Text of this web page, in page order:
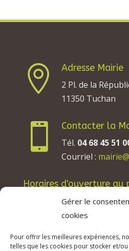
Gérer le
cookies
Pour offrir les meilleures expériences,
telles que les cookies pour stocker et/

Adresse Mairie
2 Pl. de la
11350 Tuchan

Contacter la
Tél. 04 68 45 51
Courriel :
Horaires d'ouverture au
Les lundis, mardis et jeudis
13h30 à 17h30.
Les vendredis : de 8h à 12h.